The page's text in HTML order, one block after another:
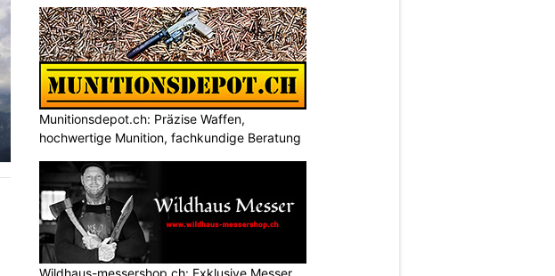
Munitionsdepot.ch: Präzise Waffen,
hochwertige Munition, fachkundige Beratung
Wildhaus-messershop.ch: Exklusive Messer